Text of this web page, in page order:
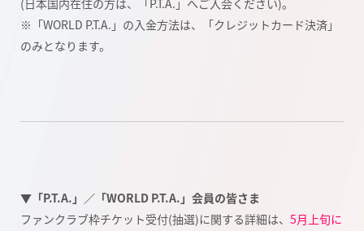
(日本国内在住の方は、「P.T.A.」へご入会ください)。
※「WORLD P.T.A.」の入金方法は、「クレジットカード決済」
のみとなります。
▼「P.T.A.」／「WORLD P.T.A.」会員の皆さま
ファンクラブ枠チケット受付(抽選)に関する詳細は、 5月上旬に